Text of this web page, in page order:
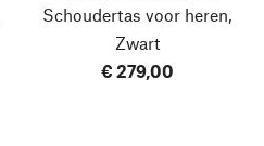
Schoudertas voor heren,
Zwart
€ 279,00